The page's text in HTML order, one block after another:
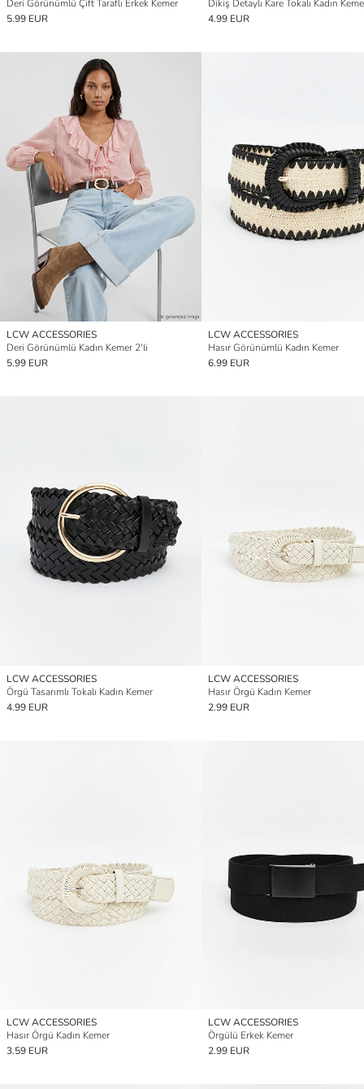
Deri Görünümlü Çift Taraflı Erkek Kemer
5.99 EUR
Dikiş Detaylı Kare Tokalı Kadın
4.99 EUR
LCW ACCESSORIES
Deri Görünümlü Kadın Kemer 2'li
5.99 EUR
LCW ACCESSORIES
Hasır Görünümlü Kadın Kemer
6.99 EUR
LCW ACCESSORIES
Örgü Tasarımlı Tokalı Kadın Kemer
4.99 EUR
LCW ACCESSORIES
Hasır Örgü Kadın Kemer
2.99 EUR
LCW ACCESSORIES
Hasır Örgü Kadın Kemer
3.59 EUR
LCW ACCESSORIES
Örgülü Erkek Kemer
2.99 EUR